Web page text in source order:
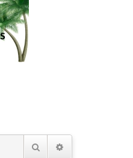
RechercherRecherche avancée